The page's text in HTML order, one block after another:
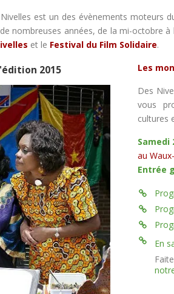
est un des évènements moteurs
nombreuses années, de la mi-octobre
et le Festival du Film Solidaire.
2015
Les
Des
vous
cultures
Samedi
au
Entrée
En